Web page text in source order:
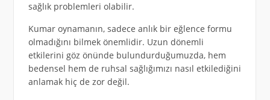
sağlık problemleri olabilir.
Kumar oynamanın, sadece anlık bir eğlence formu
olmadığını bilmek önemlidir. Uzun dönemli
etkilerini göz önünde bulundurduğumuzda, hem
bedensel hem de ruhsal sağlığımızı nasıl etkilediğini
anlamak hiç de zor değil.